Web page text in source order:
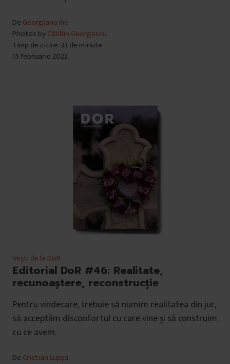
De Georgiana Ilie
Photos byCătălin Georgescu
Timp de citire: 33 de minute
15 februarie 2022
Vești de la DoR
Editorial DoR #46: Realitate,
recunoaștere, reconstrucție
Pentru vindecare, trebuie să numim realitatea din jur,
să acceptăm disconfortul cu care vine și să construim
cu ce avem.
De Cristian Lupșa